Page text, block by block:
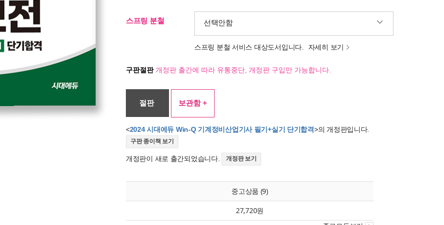
스프링 분철 선택안함
스프링 분철 서비스 대상도서입니다. 자세히 보기
구판절판개정판 출간에 따라 유통중단, 개정판 구입만 가능합니다.
절판 보관함 +
<2024 시대에듀 Win-Q 기계정비산업기사 필기+실기 단기합격>의 개정판입니다.
구판 종이책 보기
개정판이 새로 출간되었습니다. 개정판 보기
중고상품 (9)
27,720원